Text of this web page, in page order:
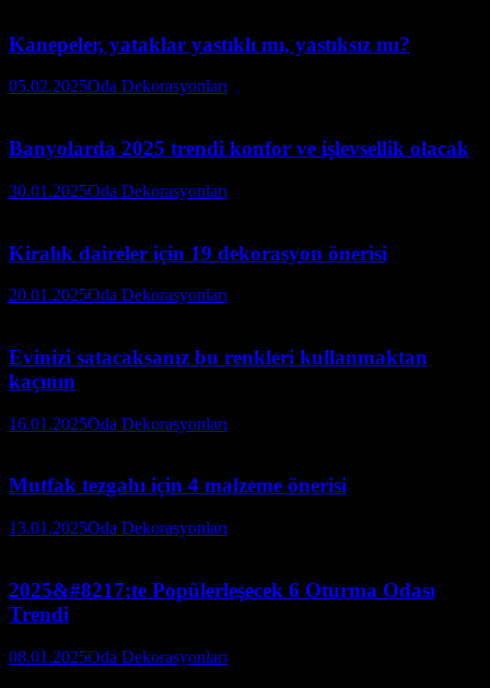
Kanepeler, yataklar yastıklı mı, yastıksız mı?
05.02.2025Oda Dekorasyonları
Banyolarda 2025 trendi konfor ve işlevsellik olacak
30.01.2025Oda Dekorasyonları
Kiralık daireler için 19 dekorasyon önerisi
20.01.2025Oda Dekorasyonları
Evinizi satacaksanız bu renkleri kullanmaktan
kaçının
16.01.2025Oda Dekorasyonları
Mutfak tezgahı için 4 malzeme önerisi
13.01.2025Oda Dekorasyonları
2025&#8217;te Popülerleşecek 6 Oturma Odası
Trendi
08.01.2025Oda Dekorasyonları